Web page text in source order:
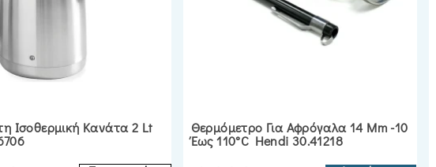
Ισοθερμική Κανάτα 2 Lt
Θερμόμετρο Για Αφρόγαλα 14 Mm -10
Έως 110°C Hendi 30.41218